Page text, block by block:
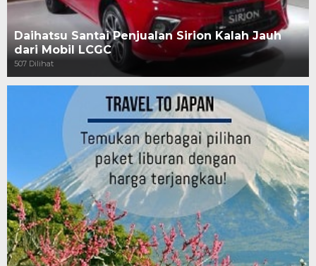
Daihatsu Santai Penjualan Sirion Kalah Jauh
dari Mobil LCGC
507 Dilihat